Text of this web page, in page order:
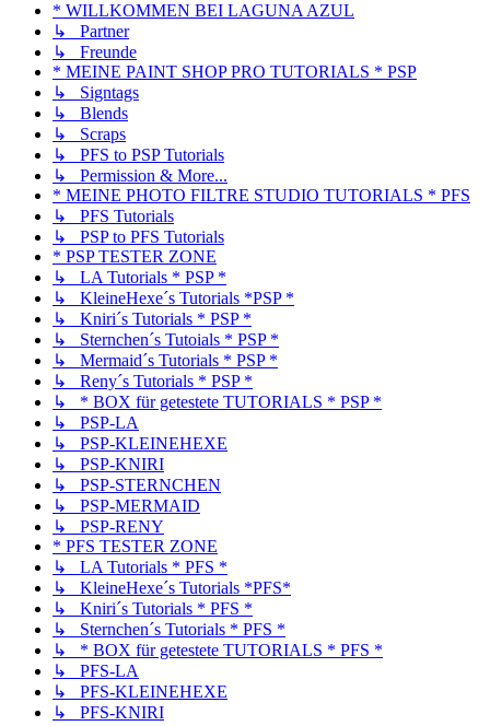
* WILLKOMMEN BEI LAGUNA AZUL
↳ Partner
↳ Freunde
* MEINE PAINT SHOP PRO TUTORIALS * PSP
↳ Signtags
↳ Blends
↳ Scraps
↳ PFS to PSP Tutorials
↳ Permission & More...
* MEINE PHOTO FILTRE STUDIO TUTORIALS * PFS
↳ PFS Tutorials
↳ PSP to PFS Tutorials
* PSP TESTER ZONE
↳ LA Tutorials * PSP *
↳ KleineHexe´s Tutorials *PSP *
↳ Kniri´s Tutorials * PSP *
↳ Sternchen´s Tutoials * PSP *
↳ Mermaid´s Tutorials * PSP *
↳ Reny´s Tutorials * PSP *
↳ * BOX für getestete TUTORIALS * PSP *
↳ PSP-LA
↳ PSP-KLEINEHEXE
↳ PSP-KNIRI
↳ PSP-STERNCHEN
↳ PSP-MERMAID
↳ PSP-RENY
* PFS TESTER ZONE
↳ LA Tutorials * PFS *
↳ KleineHexe´s Tutorials *PFS*
↳ Kniri´s Tutorials * PFS *
↳ Sternchen´s Tutorials * PFS *
↳ * BOX für getestete TUTORIALS * PFS *
↳ PFS-LA
↳ PFS-KLEINEHEXE
↳ PFS-KNIRI